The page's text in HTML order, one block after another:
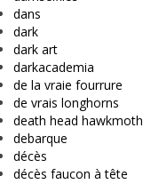
dans
dark
dark art
darkacademia
de la vraie fourrure
de vrais longhorns
death head hawkmoth
debarque
décès
décès faucon à tête